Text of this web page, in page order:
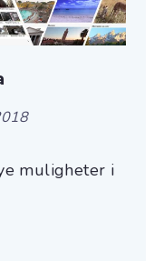
muligheter i